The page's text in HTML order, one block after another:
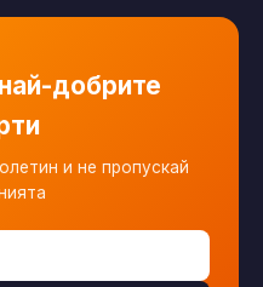
добрите
и не пропускай